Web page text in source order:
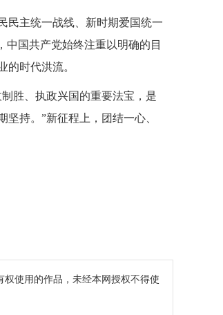
民主统一战线、新时期爱国统一
国共产党始终注重以明确的目
的时代洪流。
胜、执政兴国的重要法宝，是
持。”新征程上，团结一心、
使用的作品，未经本网授权不得使